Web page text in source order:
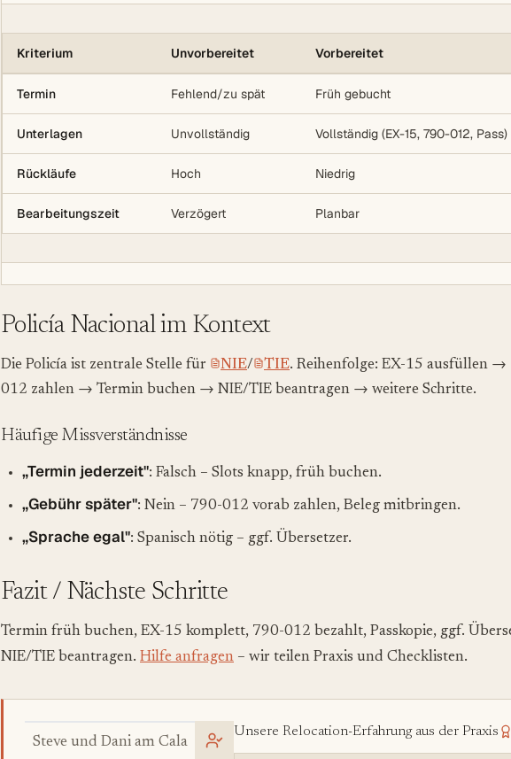
Kriterium Unvorbereitet Vorbereitet
Termin Fehlend/zu spät Früh gebucht
Unterlagen Unvollständig Vollständig (EX-15, 790-012, Pass)
Rückläufe Hoch Niedrig
Bearbeitungszeit Verzögert Planbar
Policía Nacional im Kontext
Die Policía ist zentrale Stelle für NIE/ TIE. Reihenfolge: EX-15 ausfüllen →
012 zahlen → Termin buchen → NIE/TIE beantragen → weitere Schritte.
Häufige Missverständnisse
„Termin jederzeit": Falsch – Slots knapp, früh buchen.
„Gebühr später": Nein – 790-012 vorab zahlen, Beleg mitbringen.
„Sprache egal": Spanisch nötig – ggf. Übersetzer.
Fazit / Nächste Schritte
Termin früh buchen, EX-15 komplett, 790-012 bezahlt, Passkopie, ggf.
NIE/TIE beantragen. Hilfe anfragen – wir teilen Praxis und Checklisten.
Steve und Dani am Cala
Unsere Relocation-Erfahrung aus der Praxis